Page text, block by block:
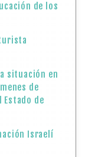
de los
situación en
de
Estado de
Israelí